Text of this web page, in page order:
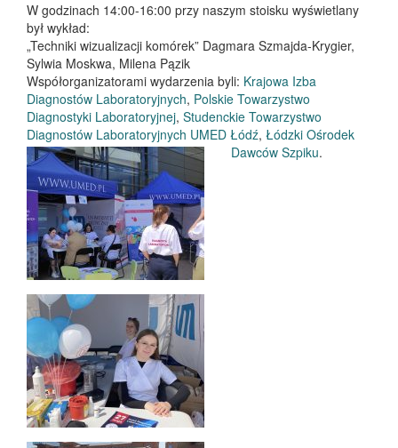
W godzinach 14:00-16:00 przy naszym stoisku wyświetlany
był wykład:
„Techniki wizualizacji komórek” Dagmara Szmajda-Krygier,
Sylwia Moskwa, Milena Pązik
Współorganizatorami wydarzenia byli: Krajowa Izba
Diagnostów Laboratoryjnych, Polskie Towarzystwo
Diagnostyki Laboratoryjnej, Studenckie Towarzystwo
Diagnostów Laboratoryjnych UMED Łódź, Łódzki Ośrodek
Dawców Szpiku.